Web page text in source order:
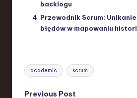
backlogu
Przewodnik Scrum:
błędów w mapowaniu
Tags:
academic scrum
Previous Post